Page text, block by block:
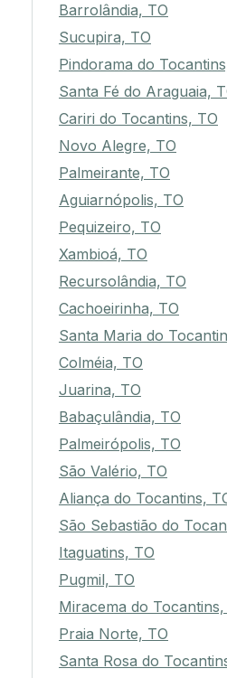
Barrolândia, TO
Sucupira, TO
Pindorama do
Santa Fé do Araguaia,
Cariri do Tocantins, TO
Novo Alegre, TO
Palmeirante, TO
Aguiarnópolis, TO
Pequizeiro, TO
Xambioá, TO
Recursolândia, TO
Cachoeirinha, TO
Santa Maria do
Colméia, TO
Juarina, TO
Babaçulândia, TO
Palmeirópolis, TO
São Valério, TO
Aliança do Tocantins,
São Sebastião do
Itaguatins, TO
Pugmil, TO
Miracema do Tocantins,
Praia Norte, TO
Santa Rosa do